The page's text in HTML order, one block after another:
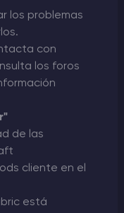
los problemas
con
los foros
de las
cliente en el
está